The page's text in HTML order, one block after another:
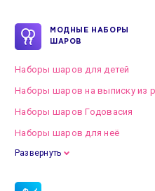
МОДНЫЕ НАБОРЫ
ШАРОВ
Наборы шаров для детей
Наборы шаров на выписку из
Наборы шаров Годовасия
Наборы шаров для неё
Развернуть